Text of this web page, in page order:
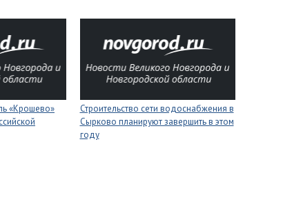
«Крошево»
Строительство сети водоснабжения в
Сырково планируют завершить в этом
году